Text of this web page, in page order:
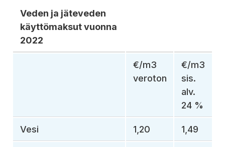
Veden ja jäteveden
käyttömaksut vuonna
2022
€/m3
veroton
€/m3
sis.
alv.
24 %
Vesi 1,20 1,49